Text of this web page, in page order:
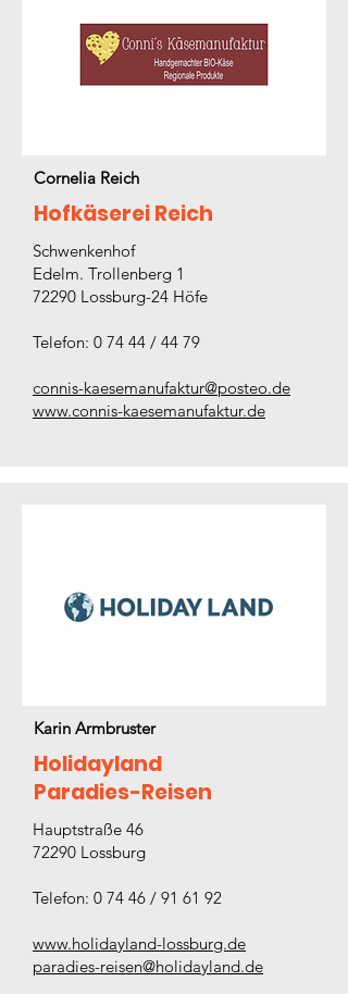
Cornelia Reich
Hofkäserei Reich
Schwenkenhof
Edelm. Trollenberg 1
72290 Lossburg-24 Höfe
Telefon: 0 74 44 / 44 79
connis-kaesemanufaktur@posteo.de
www.connis-kaesemanufaktur.de
Karin Armbruster
Holidayland
Paradies-Reisen
Hauptstraße 46
72290 Lossburg
Telefon: 0 74 46 / 91 61 92
www.holidayland-lossburg.de
paradies-reisen@holidayland.de